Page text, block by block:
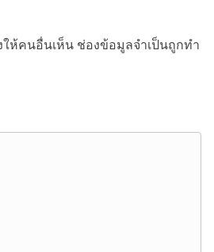
ห้คนอื่นเห็น ช่องข้อมูลจำเป็นถูกทำ